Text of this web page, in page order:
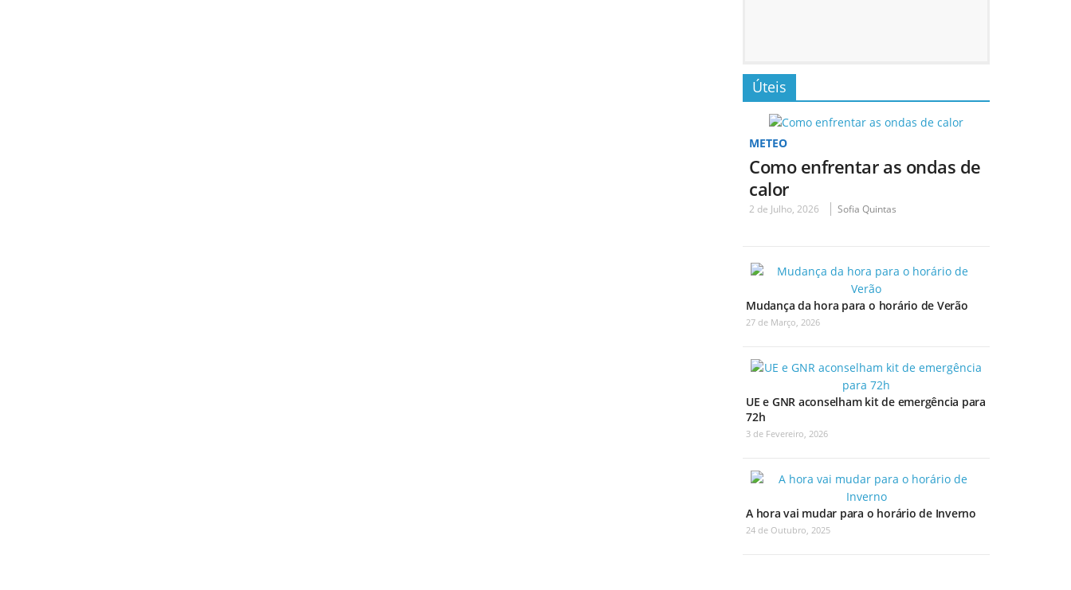
Úteis
METEO
Como enfrentar as ondas de
calor
2 de Julho, 2026 Sofia Quintas
Mudança da hora para o horário de Verão
27 de Março, 2026
UE e GNR aconselham kit de emergência para
72h
3 de Fevereiro, 2026
A hora vai mudar para o horário de Inverno
24 de Outubro, 2025